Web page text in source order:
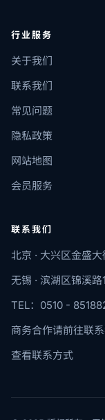
行业服务
关于我们
联系我们
常见问题
隐私政策
网站地图
会员服务
联系我们
北京 · 大兴区金盛
无锡 · 滨湖区锦溪
TEL：0510 -
商务合作请前往联
查看联系方式